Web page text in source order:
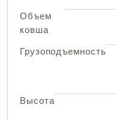
Объем
ковша
Грузоподъемность
Высота